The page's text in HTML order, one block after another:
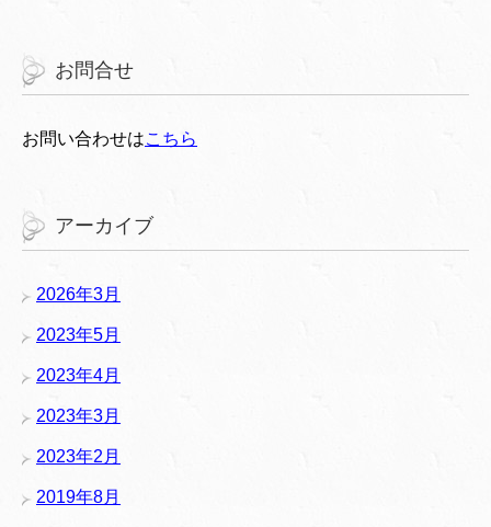
お問合せ
お問い合わせはこちら
アーカイブ
2026年3月
2023年5月
2023年4月
2023年3月
2023年2月
2019年8月